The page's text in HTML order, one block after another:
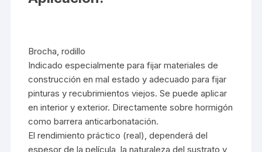
Brocha, rodillo
Indicado especialmente para fijar materiales de
construcción en mal estado y adecuado para fijar
pinturas y recubrimientos viejos. Se puede aplicar
en interior y exterior. Directamente sobre hormigón
como barrera anticarbonatación.
El rendimiento práctico (real), dependerá del
espesor de la película, la naturaleza del sustrato y